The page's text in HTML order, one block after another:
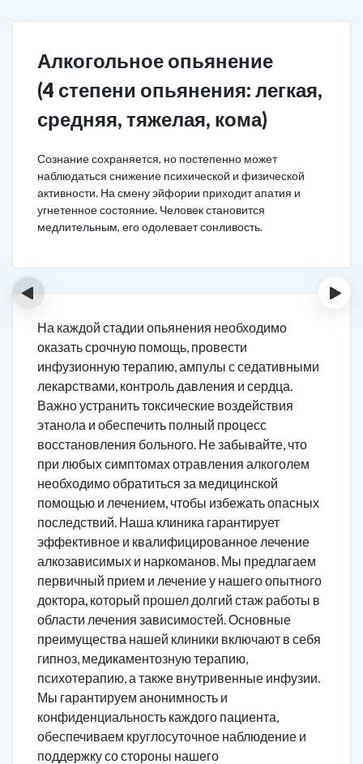
Алкогольное опьянение
(4 степени опьянения: легкая,
средняя, тяжелая, кома)
Сознание сохраняется, но постепенно может
наблюдаться снижение психической и физической
активности. На смену эйфории приходит апатия и
угнетенное состояние. Человек становится
медлительным, его одолевает сонливость.
‹ ›
На каждой стадии опьянения необходимо
оказать срочную помощь, провести
инфузионную терапию, ампулы с седативными
лекарствами, контроль давления и сердца.
Важно устранить токсические воздействия
этанола и обеспечить полный процесс
восстановления больного. Не забывайте, что
при любых симптомах отравления алкоголем
необходимо обратиться за медицинской
помощью и лечением, чтобы избежать опасных
последствий. Наша клиника гарантирует
эффективное и квалифицированное лечение
алкозависимых и наркоманов. Мы предлагаем
первичный прием и лечение у нашего опытного
доктора, который прошел долгий стаж работы в
области лечения зависимостей. Основные
преимущества нашей клиники включают в себя
гипноз, медикаментозную терапию,
психотерапию, а также внутривенные инфузии.
Мы гарантируем анонимность и
конфиденциальность каждого пациента,
обеспечиваем круглосуточное наблюдение и
поддержку со стороны нашего